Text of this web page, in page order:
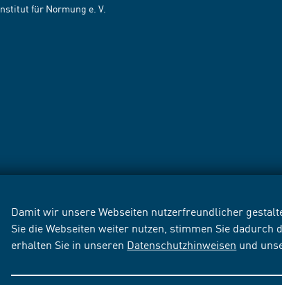
Damit wir unsere Webseiten nutzerfreundlicher
Sie die Webseiten weiter nutzen, stimmen Sie dadurch
erhalten Sie in unseren Datenschutzhinweisen und
für Normung e. V.